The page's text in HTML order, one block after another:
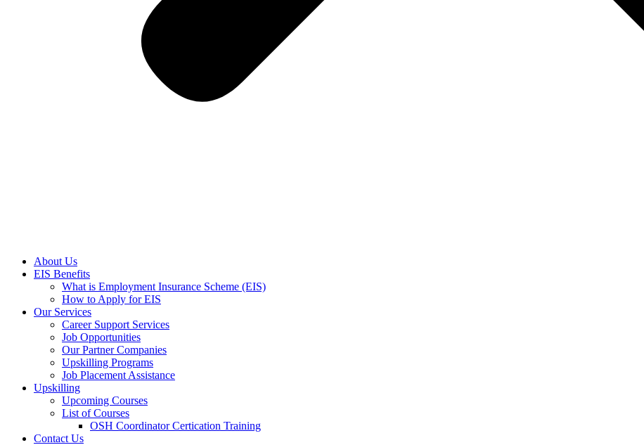
About Us
EIS Benefits
What is Employment Insurance Scheme (EIS)
How to Apply for EIS
Our Services
Career Support Services
Job Opportunities
Our Partner Companies
Upskilling Programs
Job Placement Assistance
Upskilling
Upcoming Courses
List of Courses
OSH Coordinator Certication Training
Contact Us